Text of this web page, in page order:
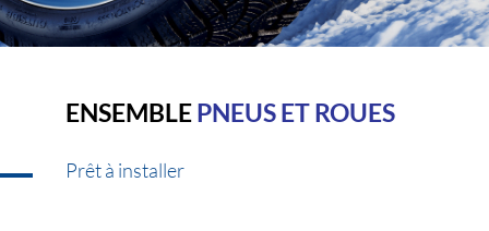
ENSEMBLEPNEUS ET ROUES
Prêt à installer